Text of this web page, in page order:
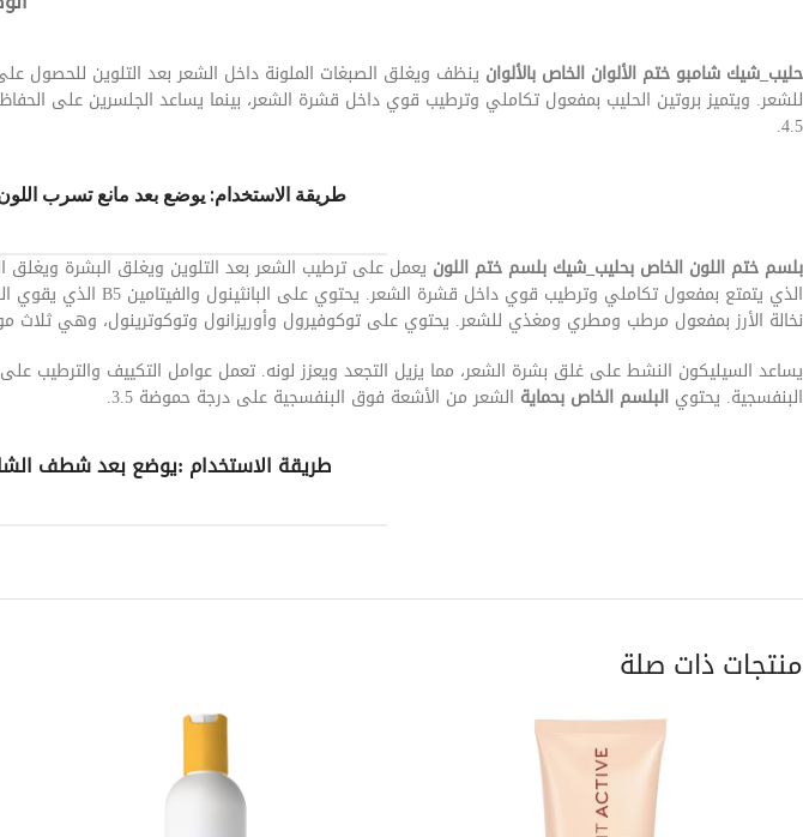
حليب_شيك شامبو ختم الألوان الخاص بالألوان ينظف ويغلق الصبغات الملونة داخل الشعر بعد التلوين للحصول
للشعر. ويتميز بروتين الحليب بمفعول تكاملي وترطيب قوي داخل قشرة الشعر، بينما يساعد الجلسرين على
4.5.
طريقة الاستخدام: يوضع بعد مانع تسرب
بلسم ختم اللون الخاص بحليب_شيك بلسم ختم اللون يعمل على ترطيب الشعر بعد التلوين ويغلق البشرة ويغلق
نخالة الأرز بمفعول مرطب ومطري ومغذي للشعر. يحتوي على توكوفيرول وأوريزانول وتوكوترينول، وهي
يساعد السيليكون النشط على غلق بشرة الشعر، مما يزيل التجعد ويعزز لونه. تعمل عوامل التكييف
البنفسجية. يحتوي البلسم الخاص بحماية الشعر من الأشعة فوق البنفسجية على درجة حموضة 3.5.
طريقة الاستخدام :يوضع بعد شطف
منتجات ذات صلة